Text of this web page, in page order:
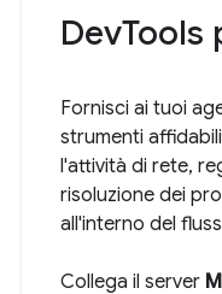
DevTools
Fornisci ai tuoi
strumenti
l'attività di rete,
risoluzione dei
all'interno del
Collega il server